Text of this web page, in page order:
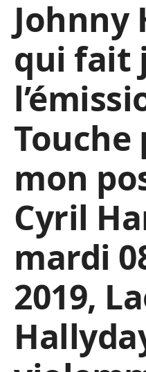
Johnny
qui fait
Touche
mon
Cyril
mardi
2019,